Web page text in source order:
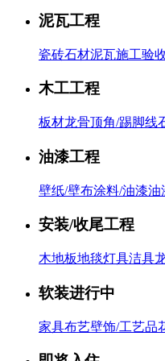
泥瓦工程
瓷砖石材泥瓦施工验
木工工程
板材龙骨顶角/踢脚线
油漆工程
壁纸/壁布涂料/油漆油
安装/收尾工程
木地板地毯灯具洁具
软装进行中
家具布艺壁饰/工艺品